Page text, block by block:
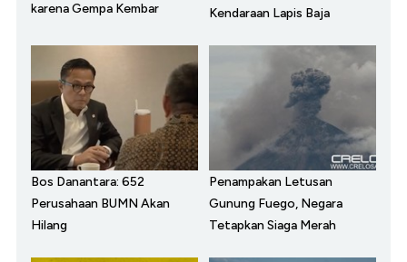
karena Gempa Kembar
Kendaraan Lapis Baja
Bos Danantara: 652
Perusahaan BUMN Akan
Hilang
Penampakan Letusan
Gunung Fuego, Negara
Tetapkan Siaga Merah